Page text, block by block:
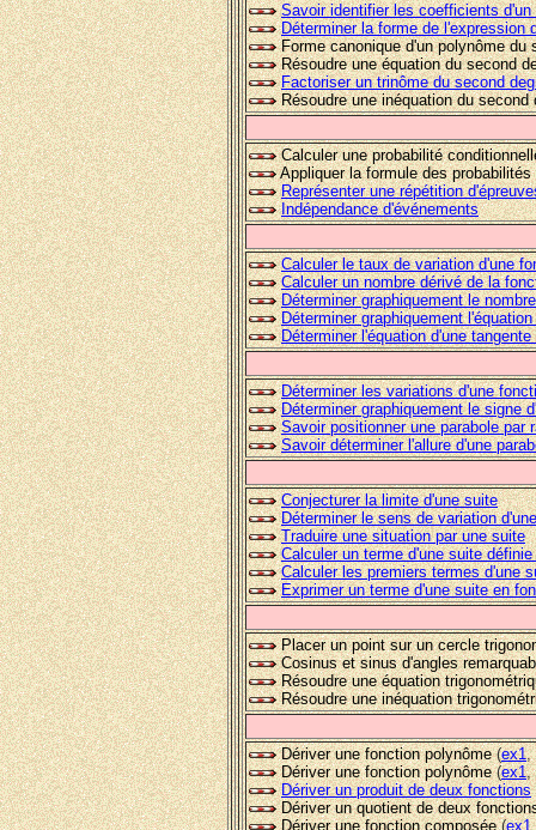
Savoir identifier les coefficients
Déterminer la forme de l'expression
Forme canonique d'un polynôme du
Résoudre une équation du second
Factoriser un trinôme du second
Résoudre une inéquation du second
Calculer une probabilité
Appliquer la formule des probabilités
Représenter une répétition
Indépendance d'événements
Calculer le taux de variation d'une
Calculer un nombre dérivé de la
Déterminer graphiquement le
Déterminer graphiquement
Déterminer l'équation d'une
Déterminer les variations d'une
Déterminer graphiquement le signe
Savoir positionner une parabole par
Savoir déterminer l'allure d'une
Conjecturer la limite d'une suite
Déterminer le sens de variation
Traduire une situation parune suite
Calculer un terme d'unesuite
Calculer les premiers termes d'une
Exprimer un terme d'une suite en
Placer un point sur un cercle
Cosinus et sinus d'angles
Résoudre une équation
Résoudre une inéquation
Dériver une fonction polynôme(ex1,
Dériver une fonction polynôme(ex1,
Dériver un produit de deux fonctions
Dériver un quotient de deux
Dériver une fonction composée(ex1